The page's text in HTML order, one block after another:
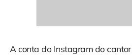
A conta do Instagram do cantor